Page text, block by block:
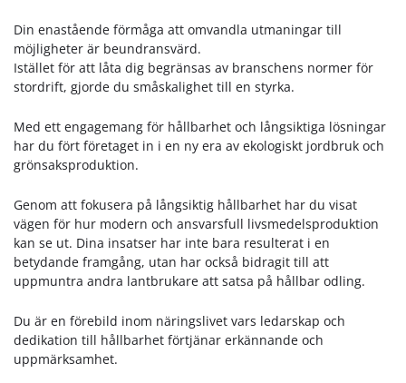
Din enastående förmåga att omvandla utmaningar till
möjligheter är beundransvärd.
Istället för att låta dig begränsas av branschens normer för
stordrift, gjorde du småskalighet till en styrka.
Med ett engagemang för hållbarhet och långsiktiga lösningar
har du fört företaget in i en ny era av ekologiskt jordbruk och
grönsaksproduktion.
Genom att fokusera på långsiktig hållbarhet har du visat
vägen för hur modern och ansvarsfull livsmedelsproduktion
kan se ut. Dina insatser har inte bara resulterat i en
betydande framgång, utan har också bidragit till att
uppmuntra andra lantbrukare att satsa på hållbar odling.
Du är en förebild inom näringslivet vars ledarskap och
dedikation till hållbarhet förtjänar erkännande och
uppmärksamhet.